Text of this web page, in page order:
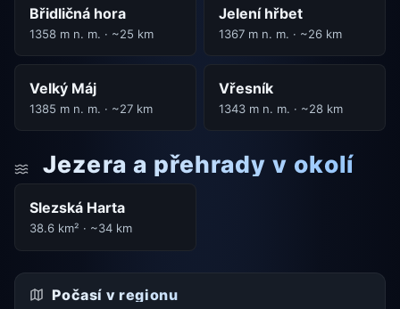
Břidličná hora
1358 m n. m. · ~25 km
Jelení hřbet
1367 m n. m. · ~26 km
Velký Máj
1385 m n. m. · ~27 km
Vřesník
1343 m n. m. · ~28 km
Jezera a přehrady v okolí
Slezská Harta
38.6 km² · ~34 km
Počasí v regionu